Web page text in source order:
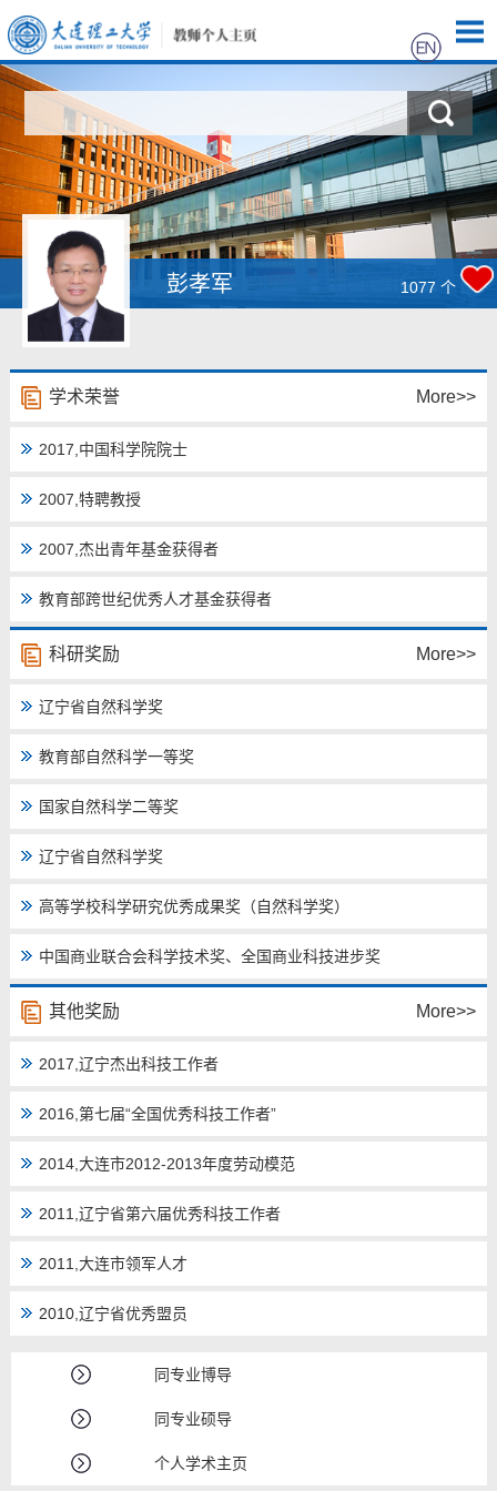
首页
科学研究
教学研究
获奖信息
招生信息
学生信息
我的相册
教师博客
彭孝军 1077 个
学术荣誉 More>>
2017,中国科学院院士
2007,特聘教授
2007,杰出青年基金获得者
教育部跨世纪优秀人才基金获得者
科研奖励 More>>
辽宁省自然科学奖
教育部自然科学一等奖
国家自然科学二等奖
辽宁省自然科学奖
高等学校科学研究优秀成果奖（自然科学奖）
中国商业联合会科学技术奖、全国商业科技进步奖
其他奖励 More>>
2017,辽宁杰出科技工作者
2016,第七届“全国优秀科技工作者”
2014,大连市2012-2013年度劳动模范
2011,辽宁省第六届优秀科技工作者
2011,大连市领军人才
2010,辽宁省优秀盟员
同专业博导
同专业硕导
个人学术主页